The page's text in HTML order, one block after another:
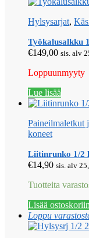
Hylsysarjat,
Työkalusalkku
€149,00 sis. alv
Loppuunmyyty
Lue lisää
Paineilmaletkut
koneet
Liitinrunko 1/2
€14,90 sis. alv
Tuotteita
Lisää ostoskoriin
Loppu